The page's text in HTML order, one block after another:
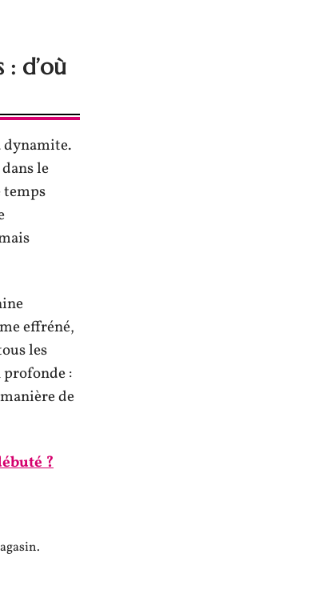
d’où
dynamite.
le
temps
effréné,
les
:
de
?